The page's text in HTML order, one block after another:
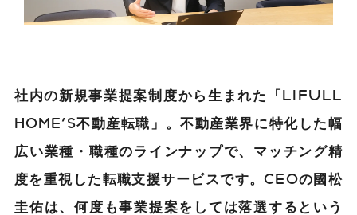
社内の新規事業提案制度から生まれた「LIFULL
HOME'S不動産転職」。不動産業界に特化した幅
広い業種・職種のラインナップで、マッチング精
度を重視した転職支援サービスです。CEOの國松
圭佑は、何度も事業提案をしては落選するという